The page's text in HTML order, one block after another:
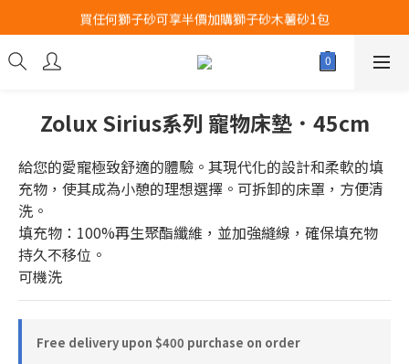
Airbuggy 全線現貨8折！立即點擊火速搶購
買任何獅子砂可享半價加購獅子砂木薯砂1包
Airbuggy 全線現貨8折！立即點擊火速搶購
Zolux Sirius系列 寵物床墊．45cm
給您的愛寵極致舒適的體驗。其現代化的設計和柔軟的填
充物，使其成為小憩的理想選擇。可拆卸的床罩，方便清
洗。
填充物：100%再生聚酯纖維，並加強縫線，確保填充物
持久不移位。
可機洗
Free delivery upon $400 purchase on order